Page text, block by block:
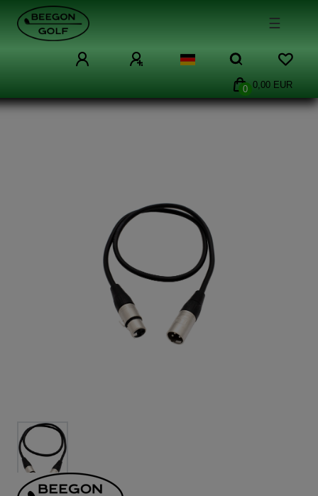
☰
0 0,00 EUR